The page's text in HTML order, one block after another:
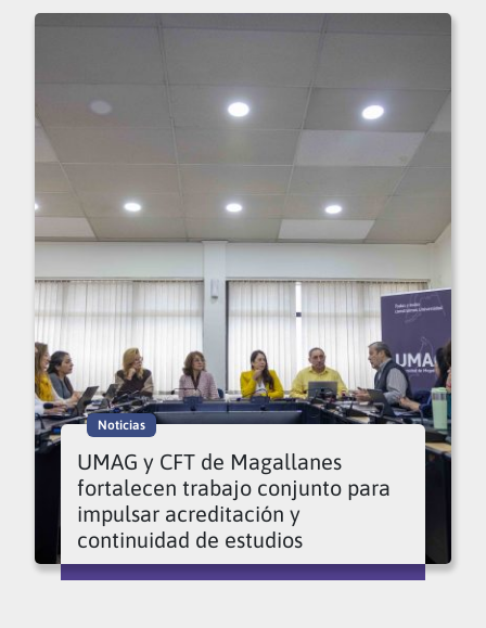
Noticias
UMAG y CFT de Magallanes
fortalecen trabajo conjunto para
impulsar acreditación y
continuidad de estudios